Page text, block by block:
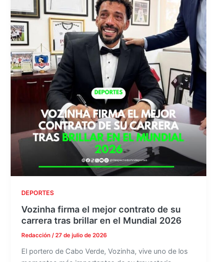
DEPORTES
Vozinha firma el mejor contrato de su
carrera tras brillar en el Mundial 2026
Redacción/27 de julio de 2026
El portero de Cabo Verde, Vozinha, vive uno de los